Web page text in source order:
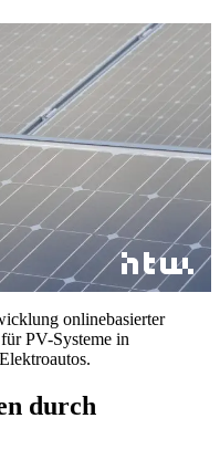
onlinebasierter
PV-Systeme in
durch